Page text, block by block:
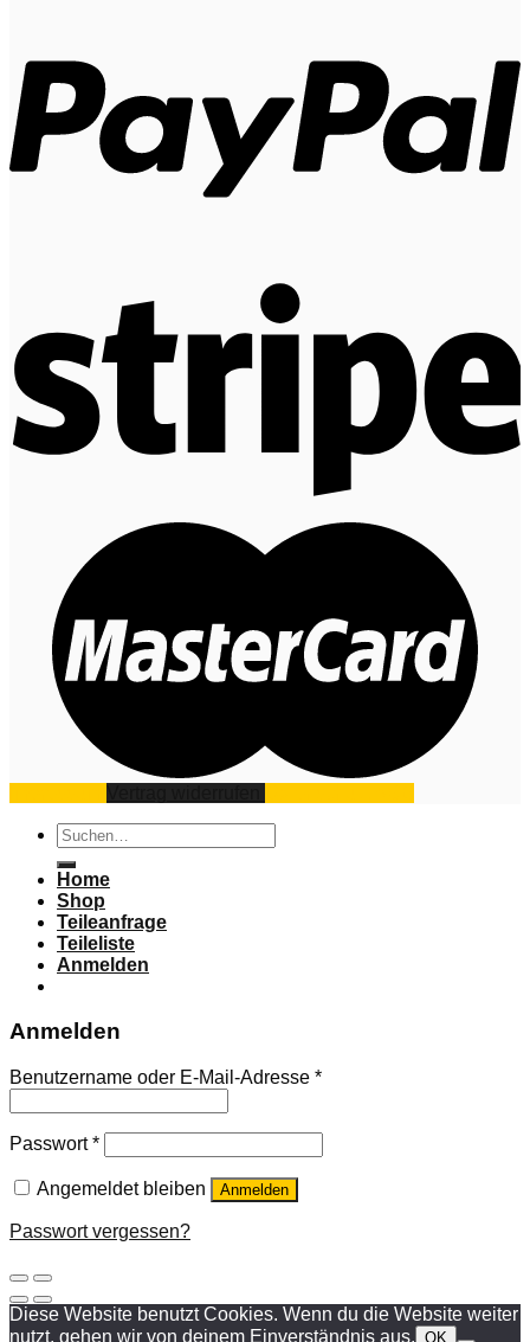
Suchen
nach:
Home
Shop
Teileanfrage
Teileliste
Anmelden
Anmelden
Benutzername oder E-Mail-Adresse *
Passwort*
Angemeldet bleiben Anmelden
Passwort vergessen?
Diese Website benutzt Cookies. Wenn du die Website weiter
nutzt, gehen wir von deinem Einverständnis aus. OK